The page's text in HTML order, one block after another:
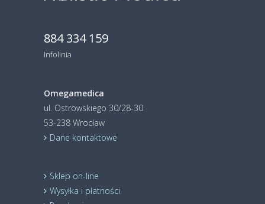
884 334 159
Infolinia
Omegamedica
ul. Ostrowskiego 30/28-30
53-238 Wrocław
Dane kontaktowe
Sklep on-line
Wysyłka i płatności